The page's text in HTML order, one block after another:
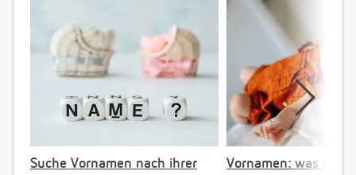
Suche Vornamen nach ihrer
Vornamen: was ist